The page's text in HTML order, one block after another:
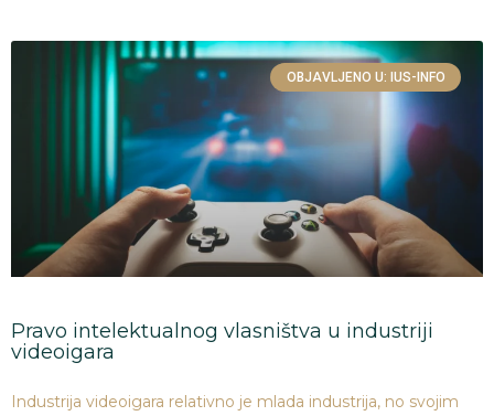
OBJAVLJENO U: IUS-INFO
Pravo intelektualnog vlasništva u industriji
videoigara
Industrija videoigara relativno je mlada industrija, no svojim